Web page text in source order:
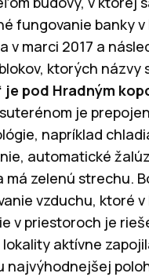
fungovanie banky
v marci 2017 a
ktorých názvy
je pod Hradným
je
napríklad
automatické
má zelenú strechu.
vzduchu, ktoré
v priestoroch je
aktívne
najvýhodnejšej